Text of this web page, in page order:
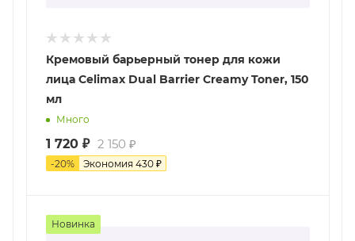
Кремовый барьерный тонер для кожи
лица Celimax Dual Barrier Creamy Toner, 150
мл
Много
1 720 ₽ 2 150 ₽
-20% Экономия 430 ₽
Новинка